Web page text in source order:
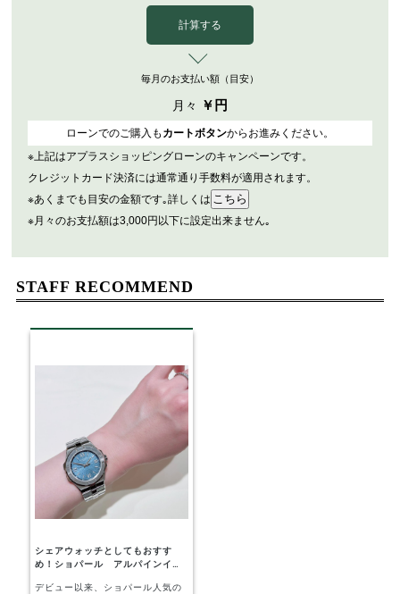
計算する
毎月のお支払い額（目安）
月々 ￥ 円
ローンでのご購入も カートボタンからお進みください。
※上記はアプラスショッピングローンのキャンペーンです。
クレジットカード決済には通常通り手数料が適用されます。
※あくまでも目安の金額です｡詳しくは
※月々のお支払額は3,000円以下に設定出来ません｡
STAFF RECOMMEND
シェアウォッチとしてもおすす
め！ショパール アルパインイー
デビュー以来、ショパール人気の